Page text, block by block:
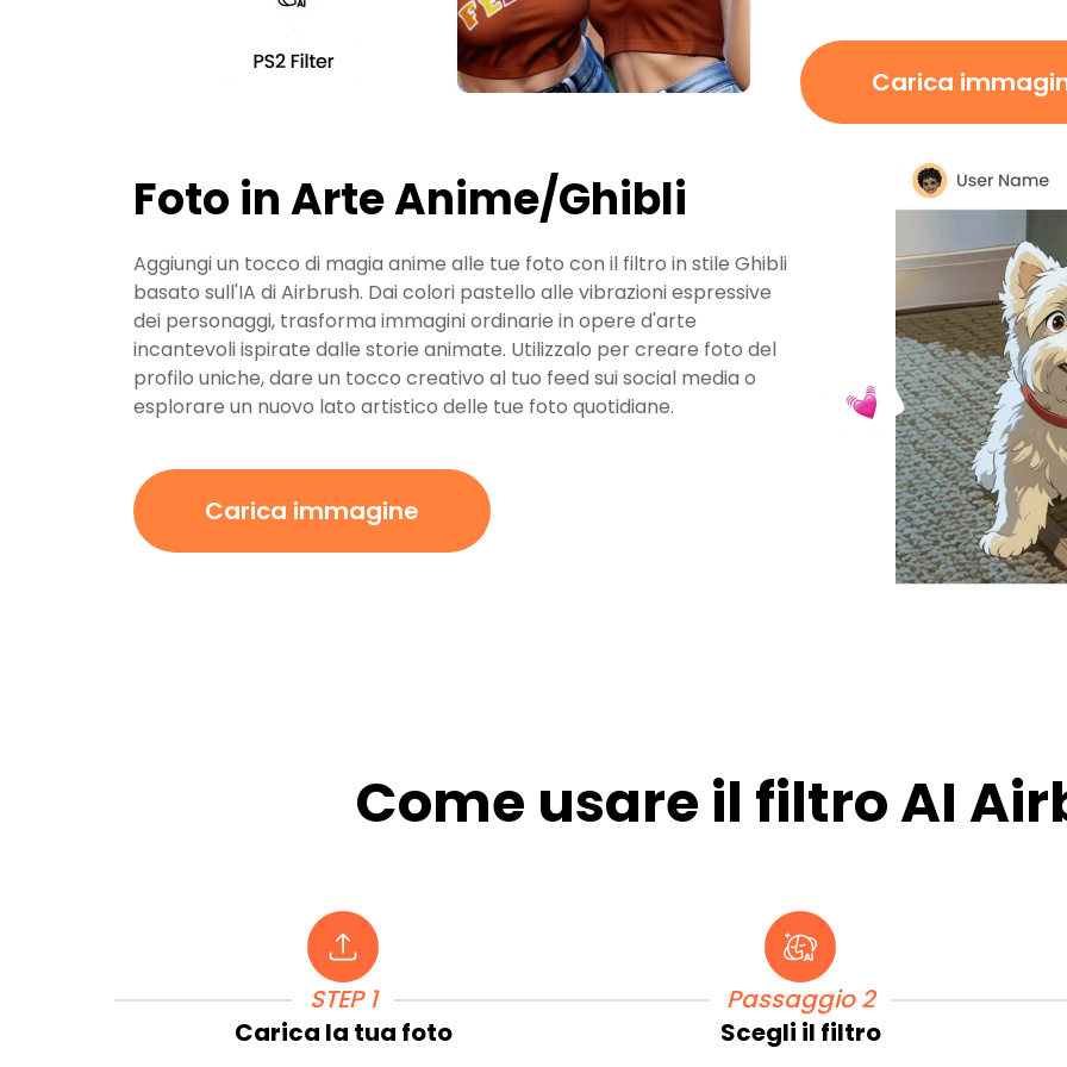
Carica
Foto in Arte Anime/Ghibli
Aggiungi un tocco di magia anime alle tue foto con il filtro in stile Ghibli
basato sull'IA di Airbrush. Dai colori pastello alle vibrazioni espressive
dei personaggi, trasforma immagini ordinarie in opere d'arte
incantevoli ispirate dalle storie animate. Utilizzalo per creare foto del
profilo uniche, dare un tocco creativo al tuo feed sui social media o
esplorare un nuovo lato artistico delle tue foto quotidiane.
Carica immagine
Come usare il filtro AI
STEP 1
Carica la tua foto
Passaggio 2
Scegli il filtro